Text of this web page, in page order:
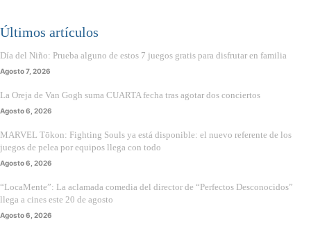
Últimos artículos
Día del Niño: Prueba alguno de estos 7 juegos gratis para disfrutar en familia
Agosto 7, 2026
La Oreja de Van Gogh suma CUARTA fecha tras agotar dos conciertos
Agosto 6, 2026
MARVEL Tōkon: Fighting Souls ya está disponible: el nuevo referente de los
juegos de pelea por equipos llega con todo
Agosto 6, 2026
“LocaMente”: La aclamada comedia del director de “Perfectos Desconocidos”
llega a cines este 20 de agosto
Agosto 6, 2026